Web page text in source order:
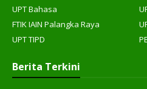
UPT Bahasa
FTIK IAIN Palangka Raya
UPT TIPD
Berita Terkini